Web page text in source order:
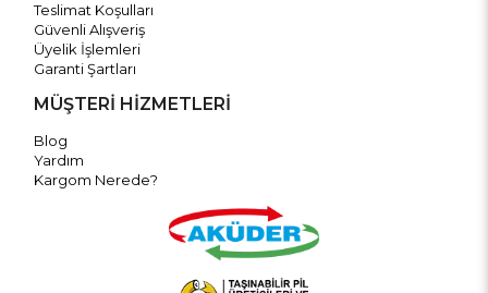
Teslimat Koşulları
Güvenli Alışveriş
Üyelik İşlemleri
Garanti Şartları
MÜŞTERİ HİZMETLERİ
Blog
Yardım
Kargom Nerede?